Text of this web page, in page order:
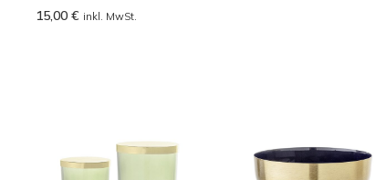
15,00€ inkl. MwSt.